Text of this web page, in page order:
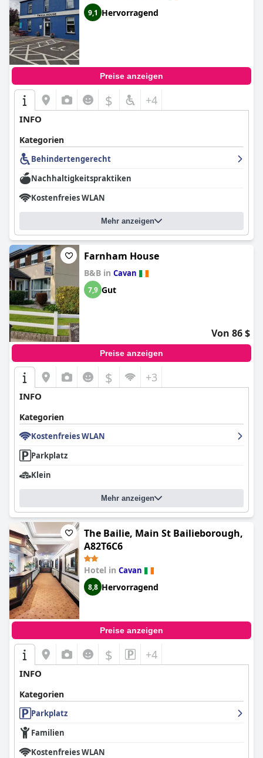
empfehlenswerten Ziel für Besucher macht, die sowohl
Entspannung als auch landschaftliche Schönheit suchen.
9,1 Hervorragend
Preise anzeigen
$ +4
INFO
Kategorien
Behindertengerecht
Nachhaltigkeitspraktiken
Kostenfreies WLAN
Mehr anzeigen
Farnham House
B&B in Cavan
7,9 Gut
Von 86 $
Preise anzeigen
$ +3
INFO
Kategorien
Kostenfreies WLAN
Parkplatz
Klein
Mehr anzeigen
The Bailie, Main St Bailieborough,
A82T6C6
Hotel in Cavan
8,8 Hervorragend
Preise anzeigen
$ +4
INFO
Kategorien
Parkplatz
Familien
Kostenfreies WLAN